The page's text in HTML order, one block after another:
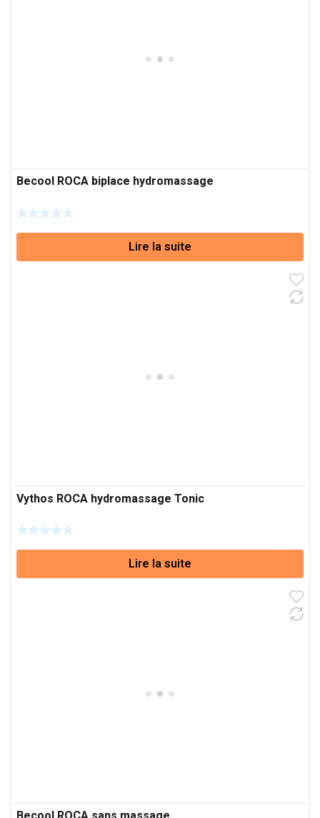
Becool ROCA biplace hydromassage
Lire la suite
Vythos ROCA hydromassage Tonic
Lire la suite